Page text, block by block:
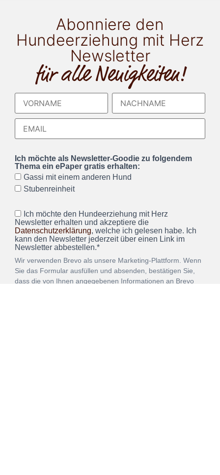
Abonniere den
Hundeerziehung mit Herz
Newsletter
für alle Neuigkeiten!
Ich möchte als Newsletter-Goodie zu folgendem
Thema ein ePaper gratis erhalten:
Gassi mit einem anderen Hund
Stubenreinheit
Ich möchte den Hundeerziehung mit Herz
Newsletter erhalten und akzeptiere die
Datenschutzerklärung, welche ich gelesen habe. Ich
kann den Newsletter jederzeit über einen Link im
Newsletter abbestellen.*
Wir verwenden Brevo als unsere Marketing-Plattform. Wenn
Sie das Formular ausfüllen und absenden, bestätigen Sie,
dass die von Ihnen angegebenen Informationen an Brevo